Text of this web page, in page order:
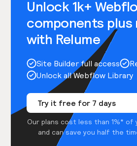
Unlock 1k+
components plus
with Relume
Site Builder full access
Unlock all Webflow Library
Try it free for 7 days
Our plans cost less than 1%*
and can save you half the